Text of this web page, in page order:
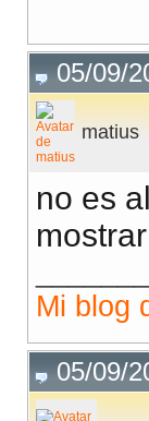
05/09/
matius
no es
Mi blog
05/09/